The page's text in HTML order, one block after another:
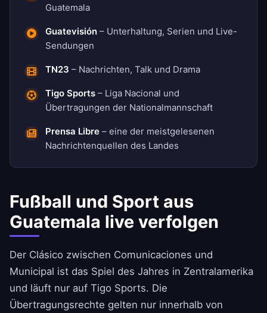
Guatemala
Guatevisión – Unterhaltung, Serien und Live-
Sendungen
TN23 – Nachrichten, Talk und Drama
Tigo Sports – Liga Nacional und
Übertragungen der Nationalmannschaft
Prensa Libre – eine der meistgelesenen
Nachrichtenquellen des Landes
Fußball und Sport aus
Guatemala live verfolgen
Der Clásico zwischen Comunicaciones und
Municipal ist das Spiel des Jahres in Zentralamerika
und läuft nur auf Tigo Sports. Die
Übertragungsrechte gelten nur innerhalb von